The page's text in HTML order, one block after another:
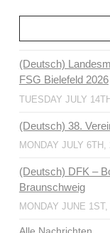
(Deutsch)
FSG Bielefeld 2026
TUESDAY JULY
(Deutsch) 38.
MONDAY JULY 6TH,
(Deutsch) DFK –
Braunschweig
MONDAY JUNE 1ST,